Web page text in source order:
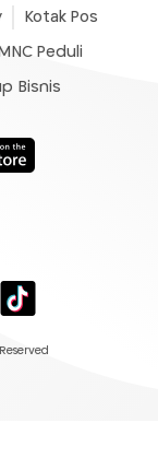
Kotak Pos
MNC Peduli
Bisnis